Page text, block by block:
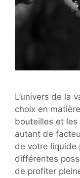
L’univers de la
choix en
bouteilles et
autant de
de votre liquide
différentes
de profiter